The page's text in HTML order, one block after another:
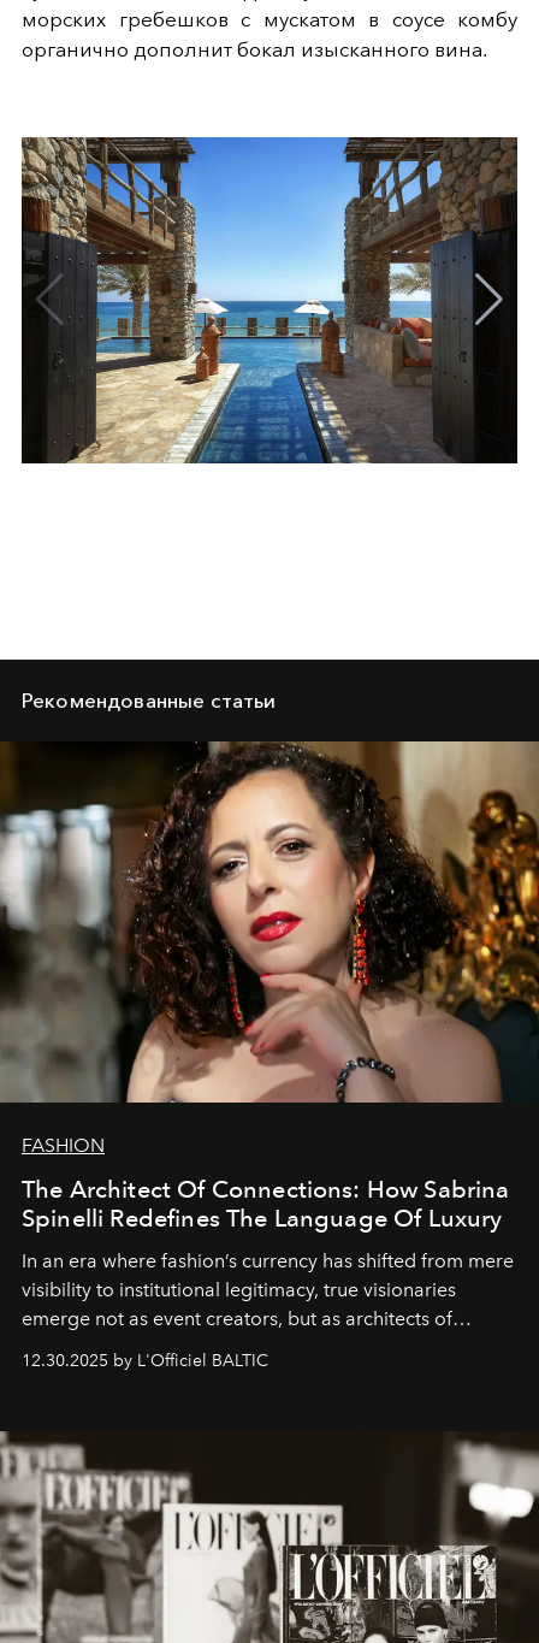
морских гребешков с мускатом в соусе комбу
органично дополнит бокал изысканного вина.
Рекомендованные статьи
FASHION
The Architect Of Connections: How Sabrina
Spinelli Redefines The Language Of Luxury
In an era where fashion’s currency has shifted from mere
visibility to institutional legitimacy, true visionaries
emerge not as event creators, but as architects of
ecosystems.
Sabrina Spinelli
brand strategist with three decades of mastery in luxury,
framework where creativity, commerce, and culture
converge with surgical precision.
12.30.2025 by L'Officiel BALTIC